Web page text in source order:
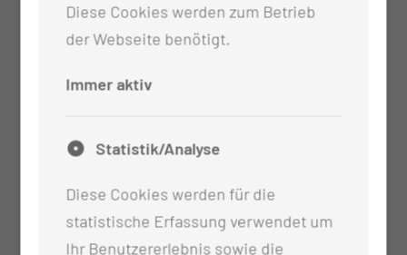
Diese Cookies werden zum Betrieb
der Webseite benötigt.
Immer aktiv
Statistik/Analyse
Diese Cookies werden für die
statistische Erfassung verwendet um
Ihr Benutzererlebnis sowie die